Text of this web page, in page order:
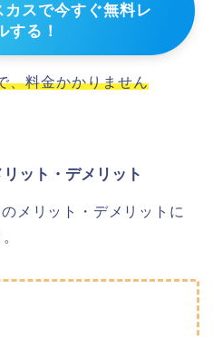
カスで今すぐ無料レ
する！
、料金かかりません
ット・デメリット
メリット・デメリットに